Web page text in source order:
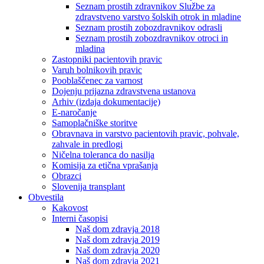
Seznam prostih zdravnikov Službe za
zdravstveno varstvo šolskih otrok in mladine
Seznam prostih zobozdravnikov odrasli
Seznam prostih zobozdravnikov otroci in
mladina
Zastopniki pacientovih pravic
Varuh bolnikovih pravic
Pooblaščenec za varnost
Dojenju prijazna zdravstvena ustanova
Arhiv (izdaja dokumentacije)
E-naročanje
Samoplačniške storitve
Obravnava in varstvo pacientovih pravic, pohvale,
zahvale in predlogi
Ničelna toleranca do nasilja
Komisija za etična vprašanja
Obrazci
Slovenija transplant
Obvestila
Kakovost
Interni časopisi
Naš dom zdravja 2018
Naš dom zdravja 2019
Naš dom zdravja 2020
Naš dom zdravja 2021